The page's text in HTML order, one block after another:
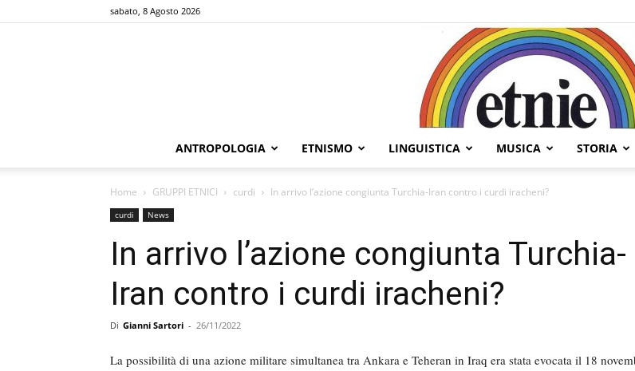
sabato, 8 Agosto 2026
ANTROPOLOGIA ETNISMO LINGUISTICA MUSICA STORIA
Home GRUPPI ETNICI curdi In arrivo l’azione congiunta Turchia-Iran contro i curdi iracheni?
curdi News
In arrivo l’azione congiunta Turchia-
Iran contro i curdi iracheni?
Di Gianni Sartori - 26/11/2022
La possibilità di una azione militare simultanea tra Ankara e Teheran in Iraq era stata evocata il 18